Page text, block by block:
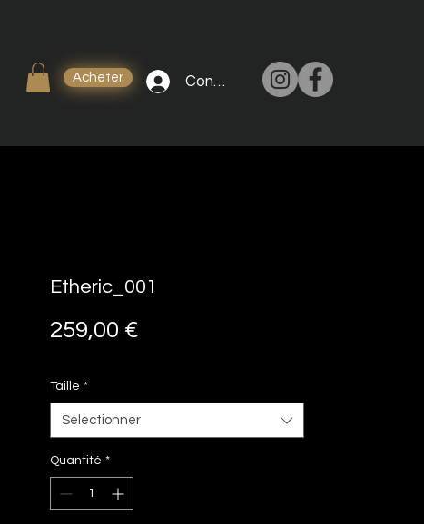
Acheter Connexion
Etheric_001
259,00 €
Taille *
Sélectionner
Quantité *